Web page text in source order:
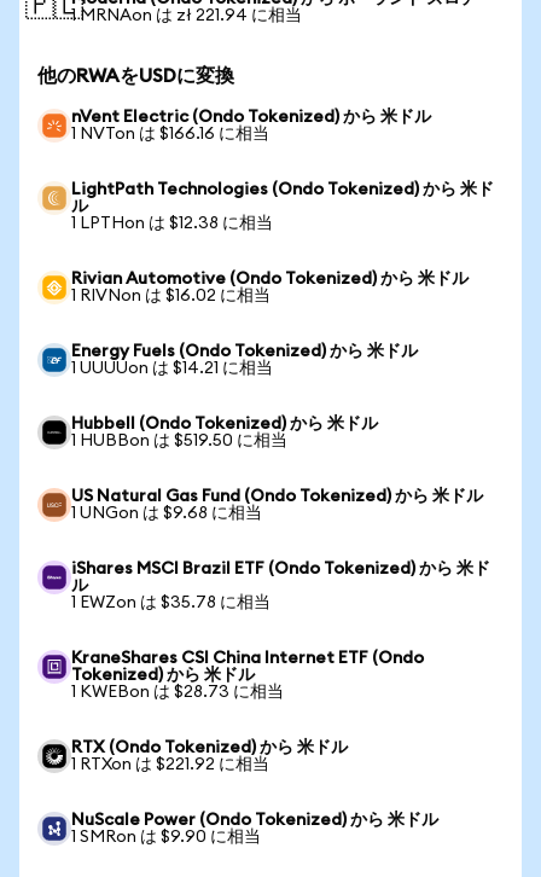
🇵🇱1 MRNAon は zł 221.94 に相当
他のRWAをUSDに変換
nVent Electric (Ondo Tokenized) から 米ドル
1 NVTon は $166.16 に相当
LightPath Technologies (Ondo Tokenized) から 米ド
ル
1 LPTHon は $12.38 に相当
Rivian Automotive (Ondo Tokenized) から 米ドル
1 RIVNon は $16.02 に相当
Energy Fuels (Ondo Tokenized) から 米ドル
1 UUUUon は $14.21 に相当
Hubbell (Ondo Tokenized) から 米ドル
1 HUBBon は $519.50 に相当
US Natural Gas Fund (Ondo Tokenized) から 米ドル
1 UNGon は $9.68 に相当
iShares MSCI Brazil ETF (Ondo Tokenized) から 米ド
ル
1 EWZon は $35.78 に相当
KraneShares CSI China Internet ETF (Ondo
Tokenized) から 米ドル
1 KWEBon は $28.73 に相当
RTX (Ondo Tokenized) から 米ドル
1 RTXon は $221.92 に相当
NuScale Power (Ondo Tokenized) から 米ドル
1 SMRon は $9.90 に相当